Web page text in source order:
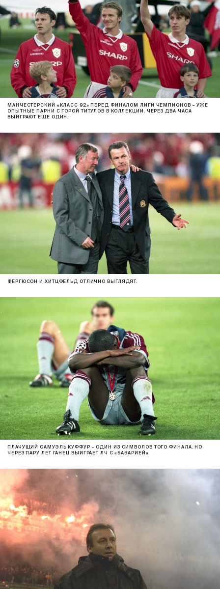
МАНЧЕСТЕРСКИЙ «КЛАСС 92» ПЕРЕД ФИНАЛОМ ЛИГИ ЧЕМПИОНОВ – УЖЕ
ОПЫТНЫЕ ПАРНИ С ГОРОЙ ТИТУЛОВ В КОЛЛЕКЦИИ. ЧЕРЕЗ ДВА ЧАСА
ВЫИГРАЮТ ЕЩЕ ОДИН.
ФЕРГЮСОН И ХИТЦФЕЛЬД ОТЛИЧНО ВЫГЛЯДЯТ.
ПЛАЧУЩИЙ САМУЭЛЬ КУФФУР – ОДИН ИЗ СИМВОЛОВ ТОГО ФИНАЛА. НО
ЧЕРЕЗ ПАРУ ЛЕТ ГАНЕЦ ВЫИГРАЕТ ЛЧ С «БАВАРИЕЙ».